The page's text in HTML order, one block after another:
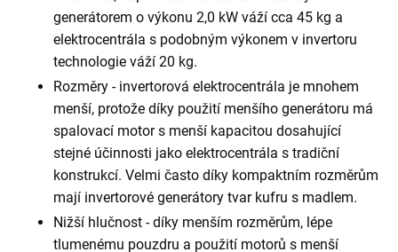
generátorem o výkonu 2,0 kW váží cca 45 kg a
elektrocentrála s podobným výkonem v invertoru
technologie váží 20 kg.
Rozměry - invertorová elektrocentrála je mnohem
menší, protože díky použití menšího generátoru má
spalovací motor s menší kapacitou dosahující
stejné účinnosti jako elektrocentrála s tradiční
konstrukcí. Velmi často díky kompaktním rozměrům
mají invertorové generátory tvar kufru s madlem.
Nižší hlučnost - díky menším rozměrům, lépe
tlumenému pouzdru a použití motorů s menší